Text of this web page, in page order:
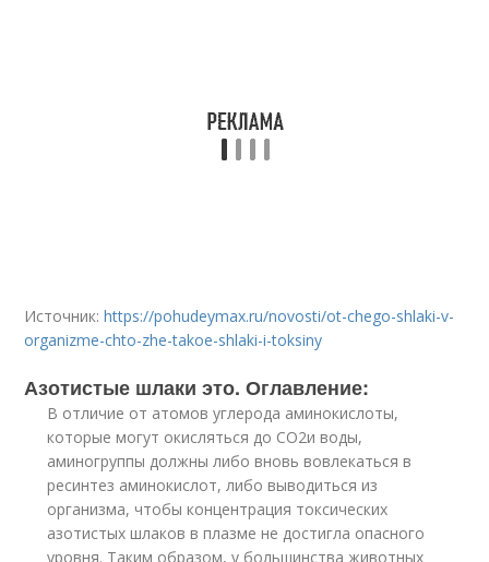
Источник:https://pohudeymax.ru/novosti/ot-chego-shlaki-v-
organizme-chto-zhe-takoe-shlaki-i-toksiny
Азотистые шлаки это. Оглавление:
В отличие от атомов углерода аминокислоты,
которые могут окисляться до СО2и воды,
аминогруппы должны либо вновь вовлекаться в
ресинтез аминокислот, либо выводиться из
организма, чтобы концентрация токсических
азотистых шлаков в плазме не достигла опасного
уровня. Таким образом, у большинства животных